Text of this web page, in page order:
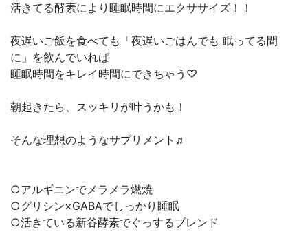
活きてる酵素により睡眠時間にエクササイズ！！
夜遅いご飯を食べても「夜遅いごはんでも 眠ってる間
に」を飲んでいれば
睡眠時間をキレイ時間にできちゃう♡
朝起きたら、スッキリが叶うかも！
そんな理想のようなサプリメント♬
○アルギニンでメラメラ燃焼
○グリシン×GABAでしっかり睡眠
○活きている新谷酵素でぐっするブレンド